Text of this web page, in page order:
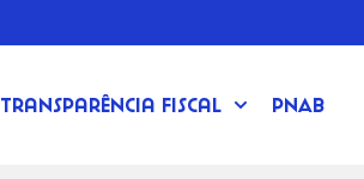
Transparência Fiscal PNAB